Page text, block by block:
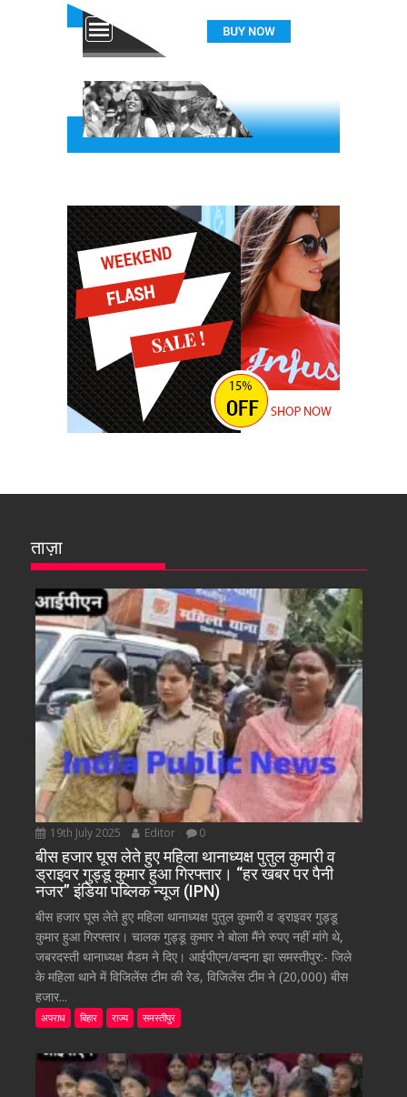
ताज़ा
19th July 2025 Editor 0
बीस हजार घूस लेते हुए महिला थानाध्यक्ष पुतुल कुमारी व
ड्राइवर गुड्डू कुमार हुआ गिरफ्तार। “हर खबर पर पैनी
नजर” इंडिया पब्लिक न्यूज (IPN)
बीस हजार घूस लेते हुए महिला थानाध्यक्ष पुतुल कुमारी व ड्राइवर गुड्डू
कुमार हुआ गिरफ्तार। चालक गुड्डू कुमार ने बोला मैंने रुपए नहीं मांगे थे,
जबरदस्ती थानाध्यक्ष मैडम ने दिए। आईपीएन/वन्दना झा समस्तीपुर:- जिले
के महिला थाने में विजिलेंस टीम की रेड, विजिलेंस टीम ने (20,000) बीस
हजार...
अपराध बिहार राज्य समस्तीपुर